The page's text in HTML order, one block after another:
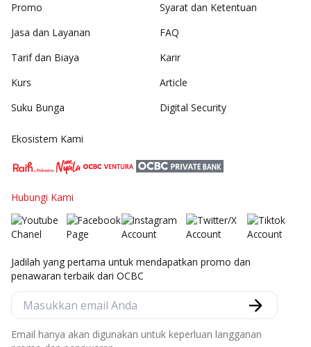
Promo
Jasa dan Layanan
Tarif dan Biaya
Kurs
Suku Bunga
Syarat dan Ketentuan
FAQ
Karir
Article
Digital Security
Ekosistem Kami
Hubungi Kami
Jadilah yang pertama untuk mendapatkan promo dan
penawaran terbaik dari OCBC
Email hanya akan digunakan untuk keperluan langganan